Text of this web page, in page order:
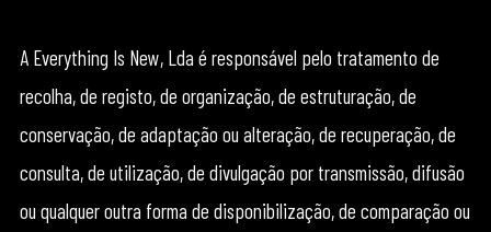
A Everything Is New, Lda é responsável pelo tratamento de
recolha, de registo, de organização, de estruturação, de
conservação, de adaptação ou alteração, de recuperação, de
consulta, de utilização, de divulgação por transmissão, difusão
ou qualquer outra forma de disponibilização, de comparação ou